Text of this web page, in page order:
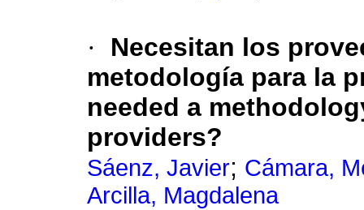
·
Necesitan los
metodología para la
needed a
providers?
Sáenz, Javier; Cámara,
Arcilla, Magdalena